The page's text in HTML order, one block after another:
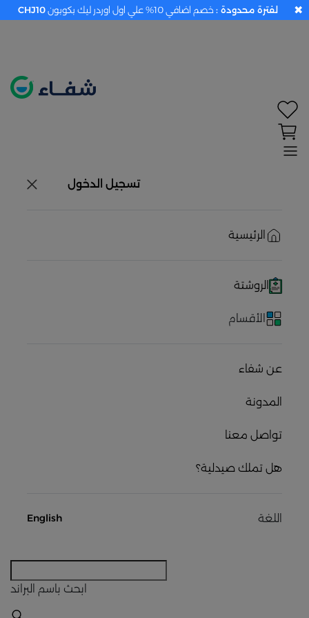
تسجيل الدخول
الرئيسية
الروشتة
الأقسام
عن شفاء
المدونة
تواصل معنا
هل تملك صيدلية؟
اللغة English
ابحث باسم البراند
لفترة محدودة : خصم اضافي 10% علي اول اوردر ليك بكوبون CHJ10 ✖